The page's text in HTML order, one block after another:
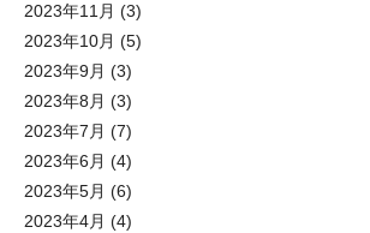
2023年11月 (3)
2023年10月 (5)
2023年9月 (3)
2023年8月 (3)
2023年7月 (7)
2023年6月 (4)
2023年5月 (6)
2023年4月 (4)